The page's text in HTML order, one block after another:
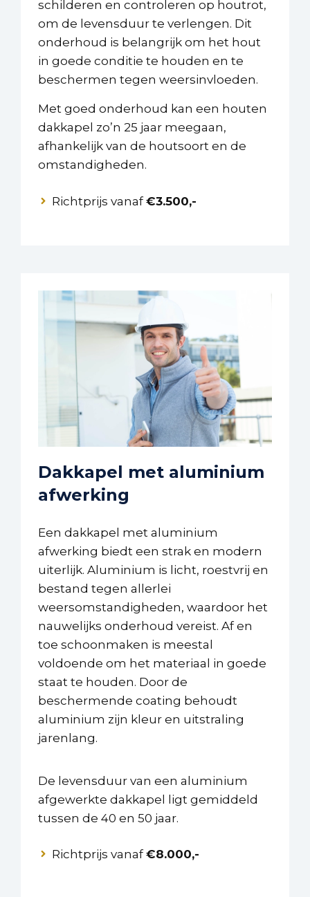
schilderen en controleren op houtrot,
om de levensduur te verlengen. Dit
onderhoud is belangrijk om het hout
in goede conditie te houden en te
beschermen tegen weersinvloeden.
Met goed onderhoud kan een houten
dakkapel zo’n 25 jaar meegaan,
afhankelijk van de houtsoort en de
omstandigheden.
Richtprijs vanaf€3.500,-
Dakkapel met aluminium
afwerking
Een dakkapel met aluminium
afwerking biedt een strak en modern
uiterlijk. Aluminium is licht, roestvrij en
bestand tegen allerlei
weersomstandigheden, waardoor het
nauwelijks onderhoud vereist. Af en
toe schoonmaken is meestal
voldoende om het materiaal in goede
staat te houden. Door de
beschermende coating behoudt
aluminium zijn kleur en uitstraling
jarenlang.
De levensduur van een aluminium
afgewerkte dakkapel ligt gemiddeld
tussen de 40 en 50 jaar.
Richtprijs vanaf€8.000,-